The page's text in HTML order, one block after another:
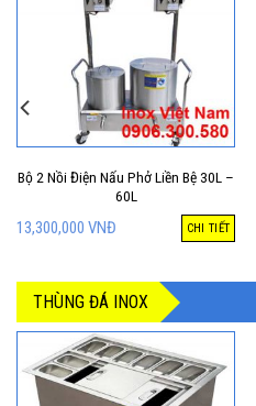
Bộ 2 Nồi Điện Nấu Phở Liền Bệ 30L –
60L
13,300,000 VNĐ CHI TIẾT
THÙNG ĐÁ INOX